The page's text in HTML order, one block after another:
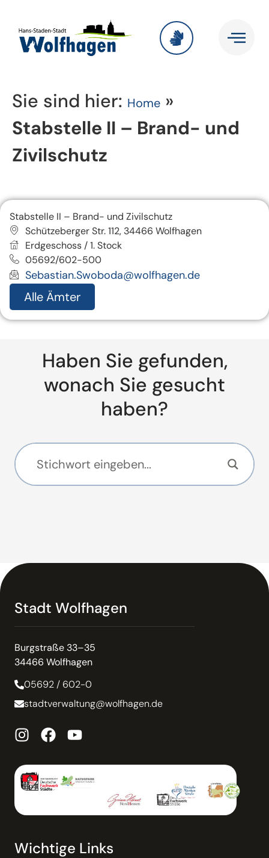
Sie sind hier: Home »
Stabstelle II – Brand- und
Zivilschutz
Stabstelle II – Brand- und Zivilschutz
Schützeberger Str. 112, 34466 Wolfhagen
Erdgeschoss / 1. Stock
05692/602-500
Sebastian.Swoboda@wolfhagen.de
Alle Ämter
Haben Sie gefunden,
wonach Sie gesucht
haben?
Stadt Wolfhagen
Burgstraße 33–35
34466 Wolfhagen
05692 / 602-0
stadtverwaltung@wolfhagen.de
Wichtige Links